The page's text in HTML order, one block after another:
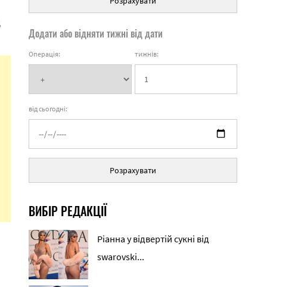
Додати або відняти тижні від дати
Операція: тижнів:
від сьогодні:
Розрахувати
ВИБІР РЕДАКЦІЇ
Ріанна у відвертій сукні від
swarovski...